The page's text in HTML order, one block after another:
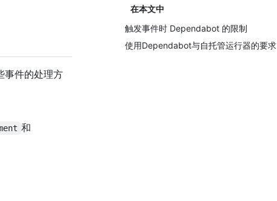
在本文中
触发事件时 Dependabot 的限制
使用Dependabot与自托管运行器的要求
事件的处理方
和